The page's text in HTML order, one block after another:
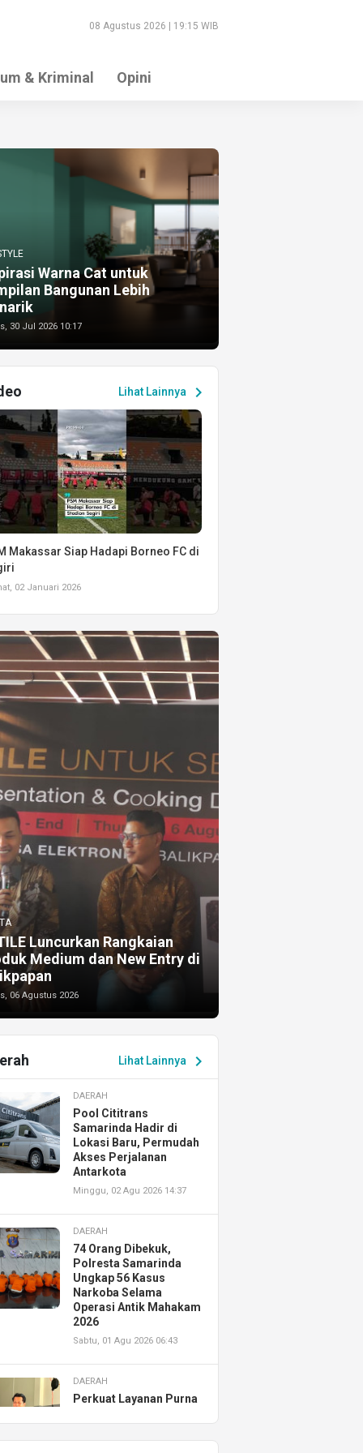
08 Agustus 2026 | 19:15 WIB
& Kriminal Opini
Warna Cat untuk
Bangunan Lebih
30 Jul 2026 10:17
Lihat Lainnya chevron_right
Makassar Siap Hadapi Borneo FC di
02 Januari 2026
Luncurkan Rangkaian
Medium dan New Entry di
06 Agustus 2026
Lihat Lainnya chevron_right
DAERAH
Pool Cititrans
Samarinda Hadir di
Lokasi Baru, Permudah
Akses Perjalanan
Antarkota
Minggu, 02 Agu 2026 14:37
DAERAH
74 Orang Dibekuk,
Polresta Samarinda
Ungkap 56 Kasus
Narkoba Selama
Operasi Antik Mahakam
2026
Sabtu, 01 Agu 2026 06:43
DAERAH
Perkuat Layanan Purna
Resmikan AHASS